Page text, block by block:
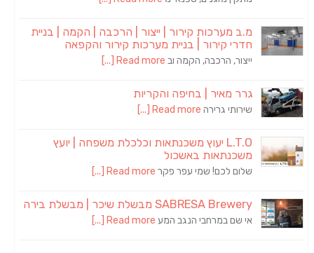
מ.ב מערכות קירור | ייצור | הרכבה | הקמה | בניית
חדרי קירור | בניית מערכות קירור והקפאה
ייצור, הרכבה, הקמה וב Read more [...]
גרר מאיר | בחיפה והקריות
שירותי גרירה Read more [...]
L.T.O יעוץ משכנתאות וכלכלת משפחה | יועץ
משכנתאות באשכול
שלום לכם! שמי עפר פקר Read more [...]
SABRESA Brewery מבשלת שיכר | מבשלת בירה
אי שם במרחבי הנגב המע Read more [...]